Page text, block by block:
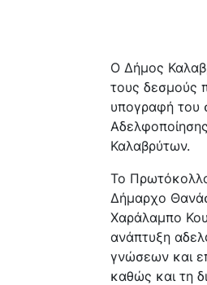
Ο Δήμος
τους δεσμούς
υπογραφή του
Καλαβρύτων.
Το
Δήμαρχο
Χαράλαμπο
ανάπτυξη
γνώσεων και
καθώς και τη